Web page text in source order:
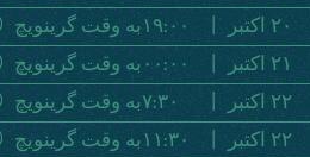
٢٠ اکتبر
١٩:٠٠به وقت گرینویچ
٢١ اکتبر
٠٠:٠٠به وقت گرینویچ
٢٢ اکتبر
٧:٣٠به وقت گرینویچ
٢٢ اکتبر
١١:٣٠به وقت گرینویچ